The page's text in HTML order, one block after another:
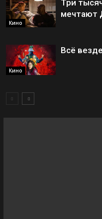
Кино
Три
мечтают
Кино
Всё